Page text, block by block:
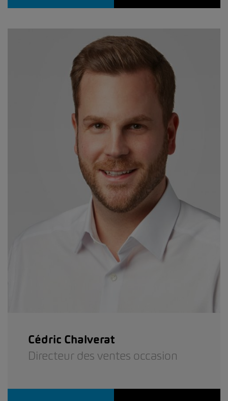
Cédric Chalverat
Directeur des ventes occasion